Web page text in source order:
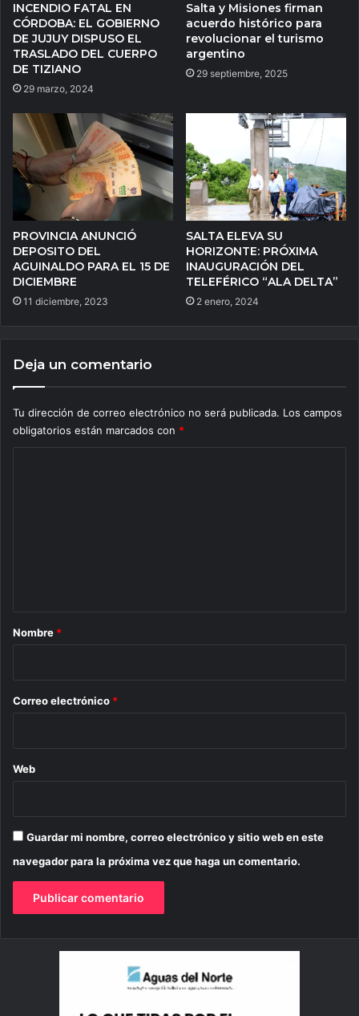
INCENDIO FATAL EN
CÓRDOBA: EL GOBIERNO
DE JUJUY DISPUSO EL
TRASLADO DEL CUERPO
DE TIZIANO
29 marzo, 2024
Salta y Misiones firman
acuerdo histórico para
revolucionar el turismo
argentino
29 septiembre, 2025
PROVINCIA ANUNCIÓ
DEPOSITO DEL
AGUINALDO PARA EL 15 DE
DICIEMBRE
11 diciembre, 2023
SALTA ELEVA SU
HORIZONTE: PRÓXIMA
INAUGURACIÓN DEL
TELEFÉRICO “ALA DELTA”
2 enero, 2024
Deja un comentario
Tu dirección de correo electrónico no será publicada. Los campos
obligatorios están marcados con *
r
*
Nombre *
Correo electrónico *
Web
Guardar mi nombre, correo electrónico y sitio web en este
navegador para la próxima vez que haga un comentario.